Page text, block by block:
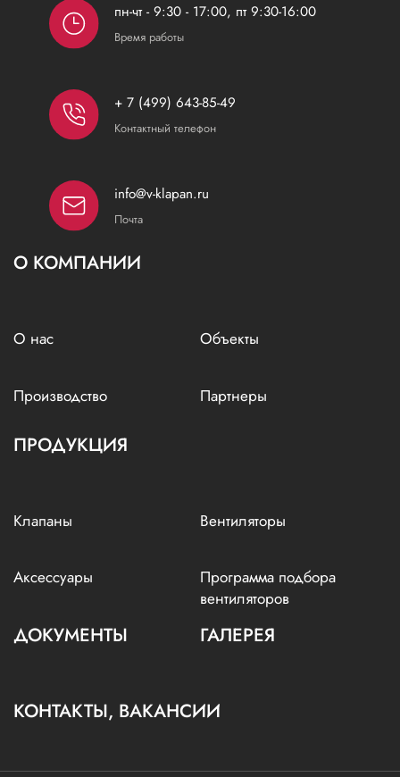
пн-чт - 9:30 - 17:00, пт 9:30-16:00
Время работы
+ 7 (499) 643-85-49
Контактный телефон
info@v-klapan.ru
Почта
О КОМПАНИИ
О нас Объекты
Производство Партнеры
ПРОДУКЦИЯ
Клапаны Вентиляторы
Аксессуары
Программа подбора
вентиляторов
ДОКУМЕНТЫ ГАЛЕРЕЯ
КОНТАКТЫ, ВАКАНСИИ